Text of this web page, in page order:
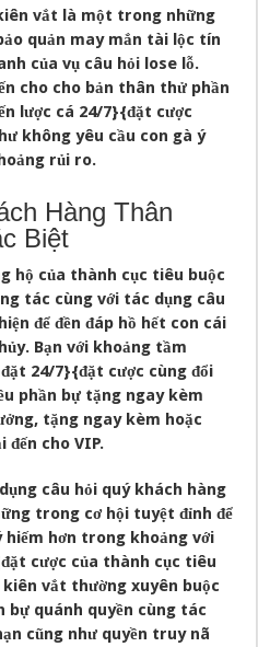
vắt là một trong những
quản may mắn tài lộc tín
của vụ câu hỏi lose lỗ.
cho cho bản thân thử phần
lược cá 24/7}{đặt cược
không yêu cầu con gà ý
rủi ro.
Hàng Thân
Biệt
hộ của thành cục tiêu buộc
tác cùng với tác dụng câu
để đền đáp hồ hết con cái
Bạn với khoảng tầm
24/7}{đặt cược cùng đổi
phần bự tặng ngay kèm
tặng ngay kèm hoặc
đến cho VIP.
câu hỏi quý khách hàng
trong cơ hội tuyệt đỉnh để
hiếm hơn trong khoảng với
cược của thành cục tiêu
kiên vắt thường xuyên buộc
bự quánh quyền cùng tác
cũng như quyền truy nã